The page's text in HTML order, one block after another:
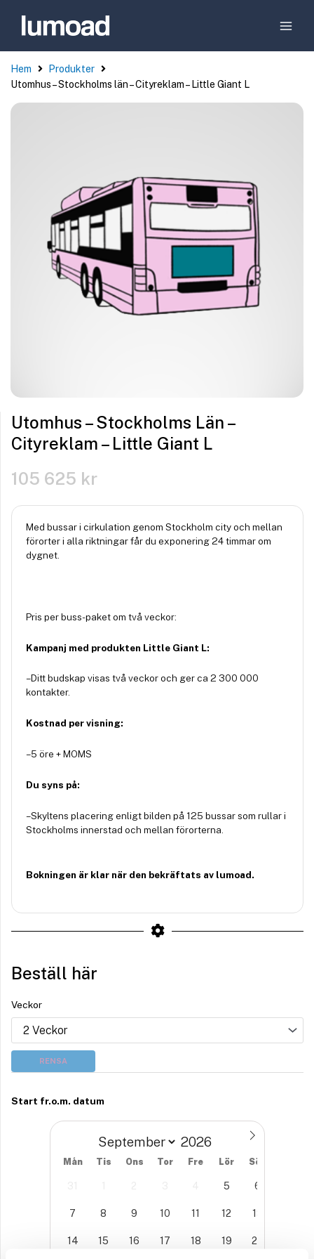
Hem
Produkter
Utomhus – Stockholms län – Cityreklam – Little Giant L
Utomhus – Stockholms Län –
Cityreklam – Little Giant L
105 625 kr
Med bussar i cirkulation genom Stockholm city och mellan
förorter i alla riktningar får du exponering 24 timmar om
dygnet.
Pris per buss-paket om två veckor:
Kampanj med produkten Little Giant L:
– Ditt budskap visas två veckor och ger ca 2 300 000
kontakter.
Kostnad per visning:
– 5 öre + MOMS
Du syns på:
– Skyltens placering enligt bilden på 125 bussar som rullar i
Stockholms innerstad och mellan förorterna.
Bokningen är klar när den bekräftats av lumoad.
Beställ här
Veckor
RENSA
Start fr.o.m. datum
Mån Tis Ons Tor Fre Lör Sön
5 6
7 8 9 10 11 12 13
14 15 16 17 18 19 20